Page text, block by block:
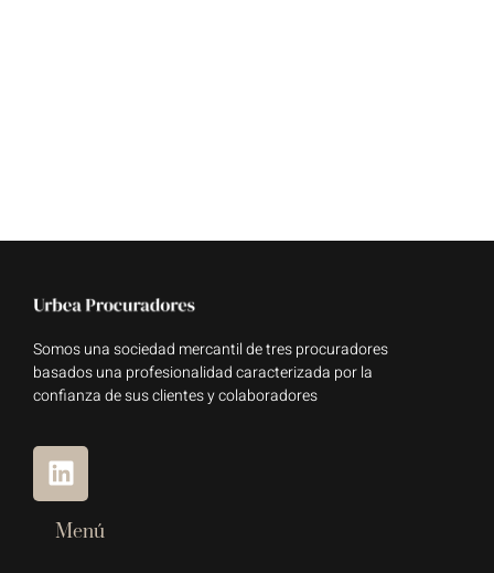
Somos una sociedad mercantil de tres procuradores
basados una profesionalidad caracterizada por la
confianza de sus clientes y colaboradores
Menú